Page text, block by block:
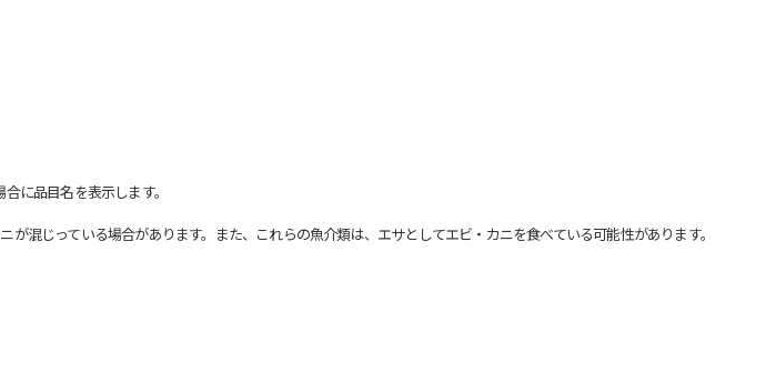
に品目名を表示します。
じっている場合があります。また、これらの魚介類は、エサとしてエビ・カニを食べている可能性があります。